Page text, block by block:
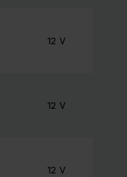
12 V
12 V
12 V